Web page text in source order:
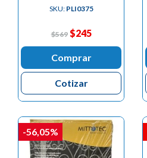
SKU: PLI0375
$569 $245
Comprar
Cotizar
-56,05%